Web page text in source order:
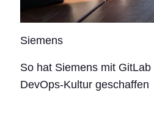
Siemens
So hat Siemens mit
DevOps-Kultur geschaffen